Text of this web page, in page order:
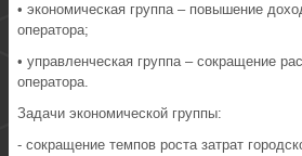
• экономическая группа – повышение
оператора;
• управленческая группа – сокращение
оператора.
Задачи экономической группы:
- сокращение темпов роста затрат